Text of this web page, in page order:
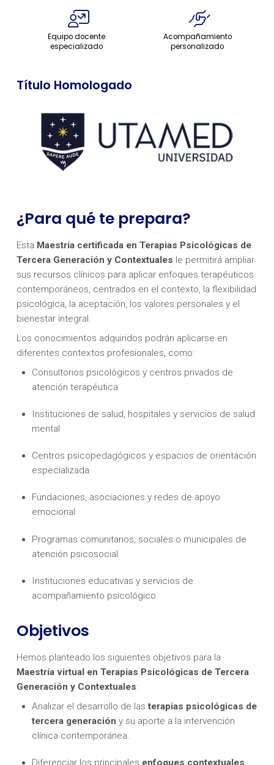
Equipo docente
especializado
Acompañamiento
personalizado
Título Homologado
¿Para qué te prepara?
Esta Maestría certificada en Terapias Psicológicas de
Tercera Generación y Contextuales le permitirá ampliar
sus recursos clínicos para aplicar enfoques terapéuticos
contemporáneos, centrados en el contexto, la flexibilidad
psicológica, la aceptación, los valores personales y el
bienestar integral.
Los conocimientos adquiridos podrán aplicarse en
diferentes contextos profesionales, como:
Consultorios psicológicos y centros privados de
atención terapéutica
Instituciones de salud, hospitales y servicios de salud
mental
Centros psicopedagógicos y espacios de orientación
especializada
Fundaciones, asociaciones y redes de apoyo
emocional
Programas comunitarios, sociales o municipales de
atención psicosocial
Instituciones educativas y servicios de
acompañamiento psicológico
Objetivos
Hemos planteado los siguientes objetivos para la
Maestría virtual en Terapias Psicológicas de Tercera
Generación y Contextuales:
Analizar el desarrollo de lasterapias psicológicas de
tercera generación y su aporte a la intervención
clínica contemporánea.
Diferenciar los principales enfoques contextuales